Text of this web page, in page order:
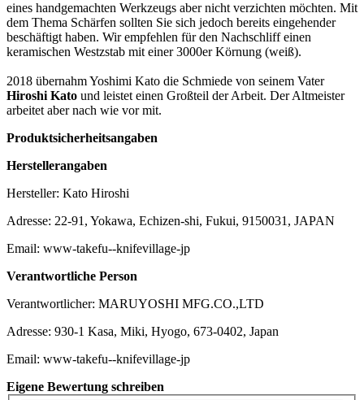
eines handgemachten Werkzeugs aber nicht verzichten möchten. Mit
dem Thema Schärfen sollten Sie sich jedoch bereits eingehender
beschäftigt haben. Wir empfehlen für den Nachschliff einen
keramischen Westzstab mit einer 3000er Körnung (weiß).
2018 übernahm Yoshimi Kato die Schmiede von seinem Vater
Hiroshi Kato und leistet einen Großteil der Arbeit. Der Altmeister
arbeitet aber nach wie vor mit.
Produktsicherheitsangaben
Herstellerangaben
Hersteller: Kato Hiroshi
Adresse: 22-91, Yokawa, Echizen-shi, Fukui, 9150031, JAPAN
Email: www-takefu--knifevillage-jp
Verantwortliche Person
Verantwortlicher: MARUYOSHI MFG.CO.,LTD
Adresse: 930-1 Kasa, Miki, Hyogo, 673-0402, Japan
Email: www-takefu--knifevillage-jp
Eigene Bewertung schreiben